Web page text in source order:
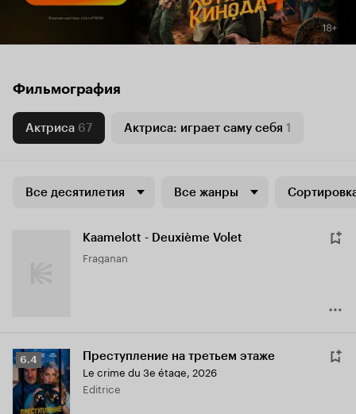
Фильмография
Актриса 67 Актриса: играет саму себя 1
Все десятилетия Все жанры
Kaamelott - Deuxième Volet
Fraganan
Рейтинг
Кинопоиска
6.4
6.4 Преступление на третьем этаже
Le crime du 3e étage, 2026
Editrice